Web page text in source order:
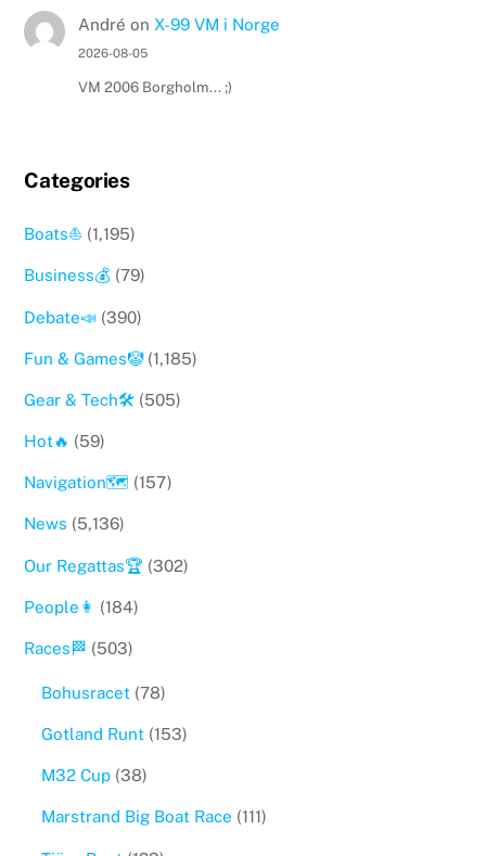
André on X-99 VM i Norge
2026-08-05
VM 2006 Borgholm... ;)
Categories
Boats⛵️ (1,195)
Business💰 (79)
Debate📣 (390)
Fun & Games🤡(1,185)
Gear & Tech🛠 (505)
Hot🔥 (59)
Navigation🗺 (157)
News (5,136)
Our Regattas🏆 (302)
People👩 (184)
Races🏁 (503)
Bohusracet(78)
Gotland Runt(153)
M32 Cup(38)
Marstrand Big Boat Race (111)